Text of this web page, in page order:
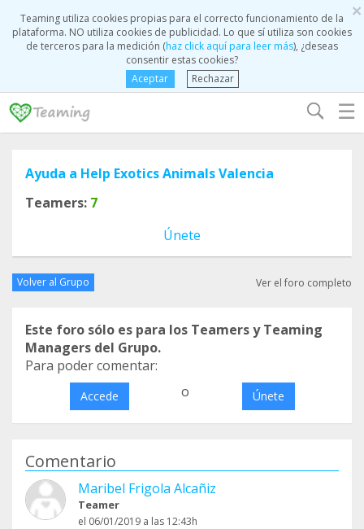
×
Teaming utiliza cookies propias para el correcto funcionamiento de la
plataforma. NO utiliza cookies de publicidad. Lo que sí utiliza son cookies
de terceros para la medición (haz click aquí para leer más), ¿deseas
consentir estas cookies?
Aceptar
Rechazar
☰
Ayuda a Help Exotics Animals Valencia
Teamers: 7
Únete
Volver al Grupo Ver el foro completo
Este foro sólo es para los Teamers y Teaming
Managers del Grupo.
Para poder comentar:
Accede o Únete
Comentario
Maribel Frigola Alcañiz
Teamer
el 06/01/2019 a las 12:43h